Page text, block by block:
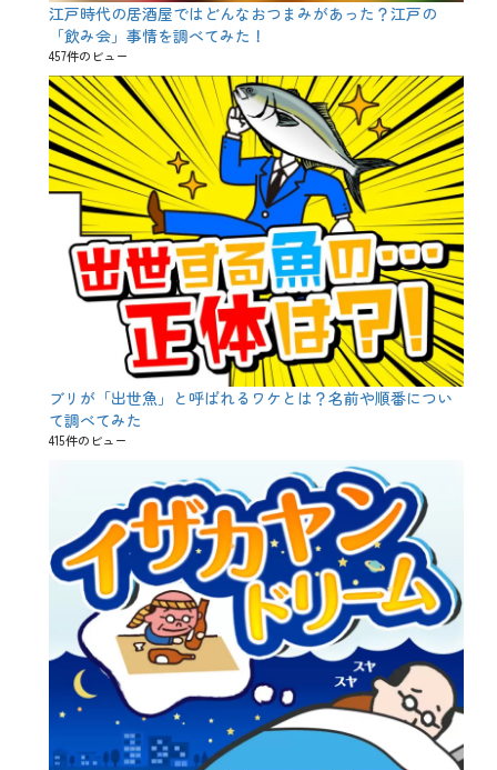
江戸時代の居酒屋ではどんなおつまみがあった？江戸の
「飲み会」事情を調べてみた！
457件のビュー
ブリが「出世魚」と呼ばれるワケとは？名前や順番につい
て調べてみた
415件のビュー